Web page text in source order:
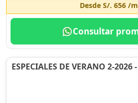
Desde S/. 656/
Consultar
ESPECIALES DE VERANO 2-2026